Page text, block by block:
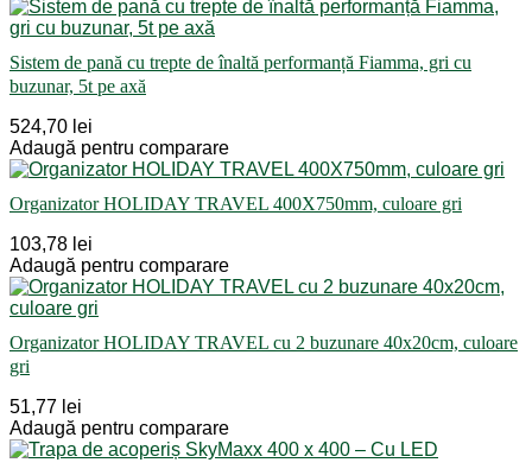
Sistem de pană cu trepte de înaltă performanță Fiamma, gri cu
buzunar, 5t pe axă
524,70 lei
Adaugă pentru comparare
Organizator HOLIDAY TRAVEL 400X750mm, culoare gri
103,78 lei
Adaugă pentru comparare
Organizator HOLIDAY TRAVEL cu 2 buzunare 40x20cm, culoare
gri
51,77 lei
Adaugă pentru comparare